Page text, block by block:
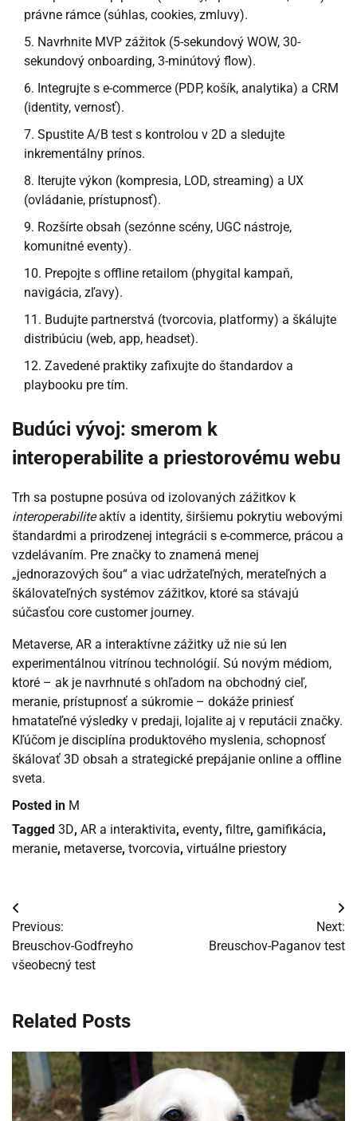
právne rámce (súhlas, cookies, zmluvy).
Navrhnite MVP zážitok (5-sekundový WOW, 30-
sekundový onboarding, 3-minútový flow).
Integrujte s e-commerce (PDP, košík, analytika) a CRM
(identity, vernosť).
Spustite A/B test s kontrolou v 2D a sledujte
inkrementálny prínos.
Iterujte výkon (kompresia, LOD, streaming) a UX
(ovládanie, prístupnosť).
Rozšírte obsah (sezónne scény, UGC nástroje,
komunitné eventy).
Prepojte s offline retailom (phygital kampaň,
navigácia, zľavy).
Budujte partnerstvá (tvorcovia, platformy) a škálujte
distribúciu (web, app, headset).
Zavedené praktiky zafixujte do štandardov a
playbooku pre tím.
Budúci vývoj: smerom k
interoperabilite a priestorovému webu
Trh sa postupne posúva od izolovaných zážitkov k
interoperabiliteaktív a identity, širšiemu pokrytiu webovými
štandardmi a prirodzenej integrácii s e-commerce, prácou a
vzdelávaním. Pre značky to znamená menej
„jednorazových šou“ a viac udržateľných, merateľných a
škálovateľných systémov zážitkov, ktoré sa stávajú
súčasťou core customer journey.
Metaverse, AR a interaktívne zážitky už nie sú len
experimentálnou vitrínou technológií. Sú novým médiom,
ktoré – ak je navrhnuté s ohľadom na obchodný cieľ,
meranie, prístupnosť a súkromie – dokáže priniesť
hmatateľné výsledky v predaji, lojalite aj v reputácii značky.
Kľúčom je disciplína produktového myslenia, schopnosť
škálovať 3D obsah a strategické prepájanie online a offline
sveta.
Posted in M
Tagged 3D, AR a interaktivita, eventy, filtre, gamifikácia,
meranie, metaverse, tvorcovia, virtuálne priestory
Navigácia
v
článku
Previous:
Breuschov-Godfreyho
všeobecný test
Next:
Breuschov-Paganov test
Related Posts